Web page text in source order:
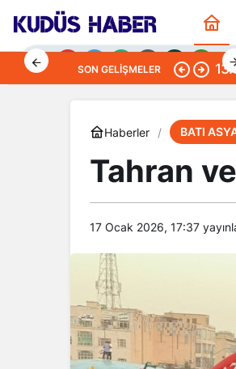
Gündüz Modu
Gece modunu seçin.
Sistem Modu
Sistem modunu seçin.
SON GELIŞMELER
Haberler BATI
Tahran
17 Ocak 2026, 17:37